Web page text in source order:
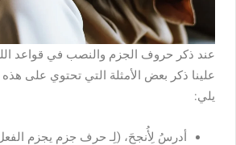
عند ذكر حروف الجزم والنصب في قواعد
علينا ذكر بعض الأمثلة التي تحتوي على
يلي:
أدرسُ لِأُنجحَ، (لِـ حرف جزم يجزم